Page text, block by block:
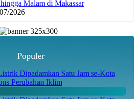
Malam di Makassar
2026
Populer